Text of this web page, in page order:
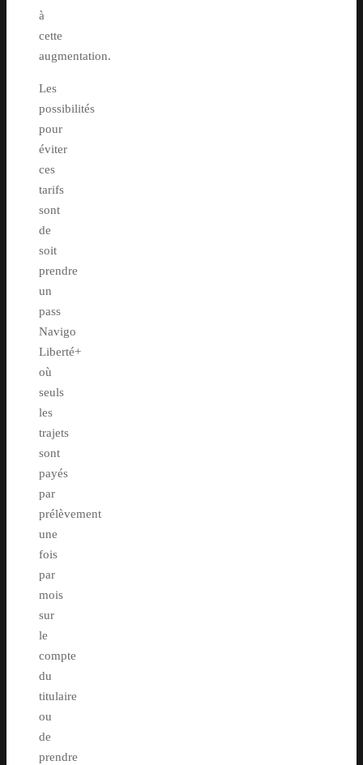
à
cette
augmentation.
Les
possibilités
pour
éviter
ces
tarifs
sont
de
soit
prendre
un
pass
Navigo
Liberté+
où
seuls
les
trajets
sont
payés
par
prélèvement
une
fois
par
mois
sur
le
compte
du
titulaire
ou
de
prendre